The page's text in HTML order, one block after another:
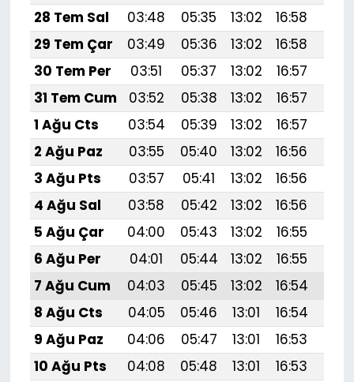
28 Tem Sal
03:48 05:35 13:02 16:58
29 Tem Çar
03:49 05:36 13:02 16:58
30 Tem Per
03:51 05:37 13:02 16:57
31 Tem Cum
03:52 05:38 13:02 16:57
1 Ağu Cts
03:54 05:39 13:02 16:57
2 Ağu Paz
03:55 05:40 13:02 16:56
3 Ağu Pts
03:57 05:41 13:02 16:56
4 Ağu Sal
03:58 05:42 13:02 16:56
5 Ağu Çar
04:00 05:43 13:02 16:55
6 Ağu Per
04:01 05:44 13:02 16:55
7 Ağu Cum
04:03 05:45 13:02 16:54
8 Ağu Cts
04:05 05:46 13:01 16:54
9 Ağu Paz
04:06 05:47 13:01 16:53
10 Ağu Pts
04:08 05:48 13:01 16:53